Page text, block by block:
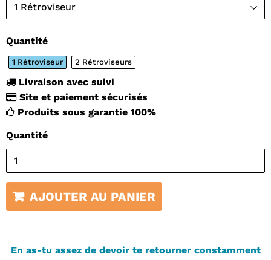
Quantité
1 Rétroviseur 2 Rétroviseurs
Livraison avec suivi
Site et paiement sécurisés
Produits sous garantie 100%
Quantité
AJOUTER AU PANIER
En as-tu assez de devoir te retourner constamment